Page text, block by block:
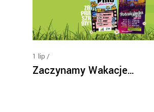
1 lip
Zaczynamy Wakacje…